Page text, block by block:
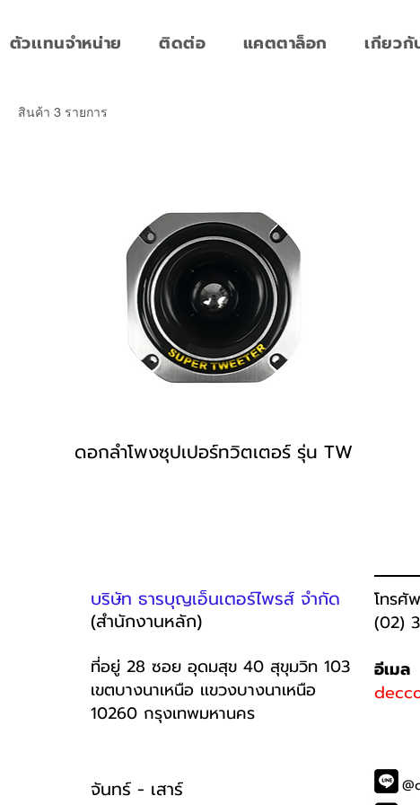
ตัวเเทนจำหน่าย ติดต่อ แคตตาล็อก เกียวกั
สินค้า 3 รายการ
ดอกลำโพงซุปเปอร์ทวิตเตอร์ รุ่น TW
บริษัท ธารบุญเอ็นเตอร์ไพรส์ จำกัด
(สำนักงานหลัก)
ที่อยู่ 28 ซอย อุดมสุข 40 สุขุมวิท 103
เขตบางนาเหนือ เเขวงบางนาเหนือ
10260 กรุงเทพมหานคร
จันทร์ - เสาร์
โทรศั
(02)
อีเมล